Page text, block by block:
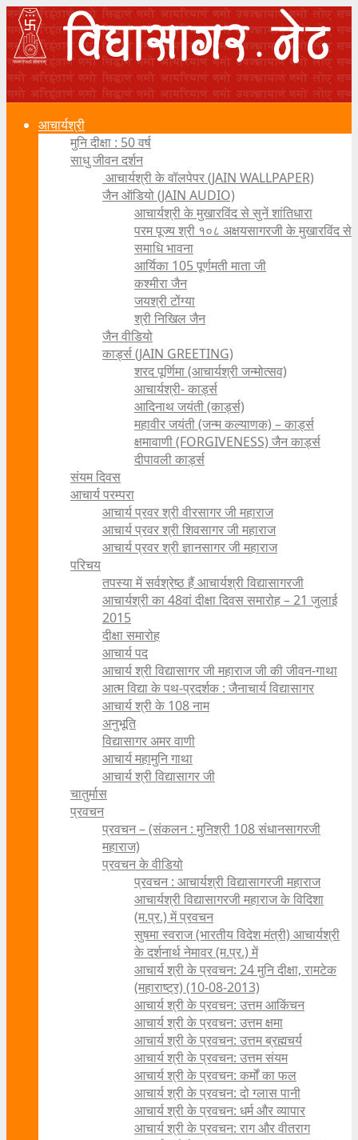
आचार्यश्री
मुनि दीक्षा : 50 वर्ष
साधु जीवन दर्शन
आचार्यश्री के वॉलपेपर (JAIN WALLPAPER)
जैन ऑडियो (JAIN AUDIO)
आचार्यश्री के मुखारविंद से सुनें शांतिधारा
परम पूज्य श्री १०८ अक्षयसागरजी के मुखारविंद से
समाधि भावना
आर्यिका 105 पूर्णमती माता जी
कश्मीरा जैन
जयश्री टोंग्या
श्री निखिल जैन
जैन वीडियो
कार्ड्स (JAIN GREETING)
शरद पूर्णिमा (आचार्यश्री जन्मोत्सव)
आचार्यश्री- कार्ड्स
आदिनाथ जयंती (कार्ड्स)
महावीर जयंती (जन्म कल्याणक) – कार्ड्स
क्षमावाणी (FORGIVENESS) जैन कार्ड्स
दीपावली कार्ड्स
संयम दिवस
आचार्य परम्परा
आचार्य प्रवर श्री वीरसागर जी महाराज
आचार्य प्रवर श्री शिवसागर जी महाराज
आचार्य प्रवर श्री ज्ञानसागर जी महाराज
परिचय
तपस्या में सर्वश्रेष्ठ हैं आचार्यश्री विद्यासागरजी
आचार्यश्री का 48वां दीक्षा दिवस समारोह – 21 जुलाई
2015
दीक्षा समारोह
आचार्य पद
आचार्य श्री विद्यासागर जी महाराज जी की जीवन-गाथा
आत्म विद्या के पथ-प्रदर्शक : जैनाचार्य विद्यासागर
आचार्य श्री के 108 नाम
अनुभूति
विद्यासागर अमर वाणी
आचार्य महामुनि गाथा
आचार्य श्री विद्यासागर जी
चातुर्मास
प्रवचन
प्रवचन – (संकलन : मुनिश्री 108 संधानसागरजी
महाराज)
प्रवचन के वीडियो
प्रवचन : आचार्यश्री ‍विद्यासागरजी महाराज
आचार्यश्री विद्यासागरजी महाराज के विदिशा
(म.प्र.) में प्रवचन
सुषमा स्वराज (भारतीय विदेश मंत्री) आचार्यश्री
के दर्शनार्थ नेमावर (म.प्र.) में
आचार्य श्री के प्रवचन: 24 मुनि दीक्षा, रामटेक
(महाराष्ट्र) (10-08-2013)
आचार्य श्री के प्रवचन: उत्तम आकिंचन
आचार्य श्री के प्रवचन: उत्तम क्षमा
आचार्य श्री के प्रवचन: उत्तम ब्रह्मचर्य
आचार्य श्री के प्रवचन: उत्तम संयम
आचार्य श्री के प्रवचन: कर्मों का फल
आचार्य श्री के प्रवचन: दो ग्लास पानी
आचार्य श्री के प्रवचन: धर्म और व्यापार
आचार्य श्री के प्रवचन: राग और वीतराग